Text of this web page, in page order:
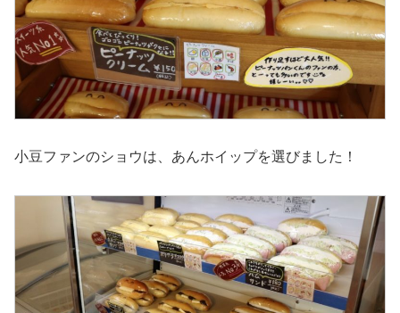
小豆ファンのショウは、あんホイップを選びました！